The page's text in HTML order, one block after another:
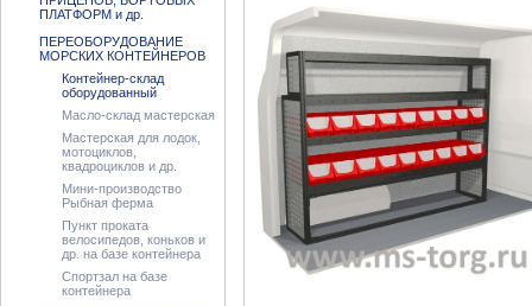
ПЛАТФОРМ и др.
ПЕРЕОБОРУДОВАНИЕ
МОРСКИХ КОНТЕЙНЕРОВ
Контейнер-склад
оборудованный
Масло-склад мастерская
Мастерская для лодок,
мотоциклов,
квадроциклов и др.
Мини-производство
Рыбная ферма
Пункт проката
велосипедов, коньков и
др. на базе контейнера
Спортзал на базе
контейнера